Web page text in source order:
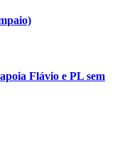
Flávio e PL sem